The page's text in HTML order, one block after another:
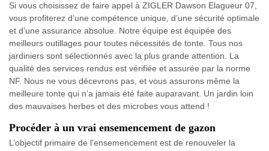
Si vous choisissez de faire appel à ZIGLER Dawson Elagueur 07,
vous profiterez d’une compétence unique, d’une sécurité optimale
et d’une assurance absolue. Notre équipe est équipée des
meilleurs outillages pour toutes nécessités de tonte. Tous nos
jardiniers sont sélectionnés avec la plus grande attention. La
qualité des services rendus est vérifiée et assurée par la norme
NF. Nous ne vous décevrons pas, et vous assurons même la
meilleure tonte qui n’a jamais été faite auparavant. Un jardin loin
des mauvaises herbes et des microbes vous attend !
Procéder à un vrai ensemencement de gazon
L’objectif primaire de l'ensemencement est de renouveler la